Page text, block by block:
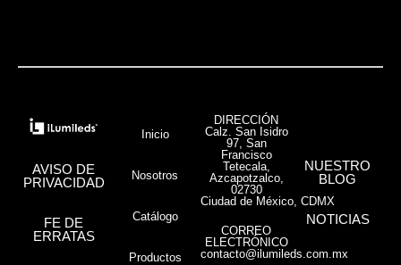
AVISO DE
PRIVACIDAD
FE DE
ERRATAS
Inicio
Nosotros
Catálogo
Productos
DIRECCIÓN
Calz. San Isidro
97, San
Francisco
Tetecala,
Azcapotzalco,
02730
Ciudad de México, CDMX
CORREO
ELECTRÓNICO
contacto@ilumileds.com.mx
NUESTRO
BLOG
NOTICIAS